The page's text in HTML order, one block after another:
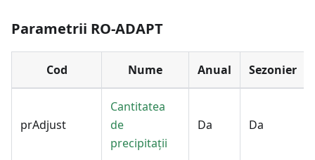
Parametrii RO-ADAPT
Cod Nume Anual Sezonier
prAdjust
Cantitatea
de
precipitații
Da Da